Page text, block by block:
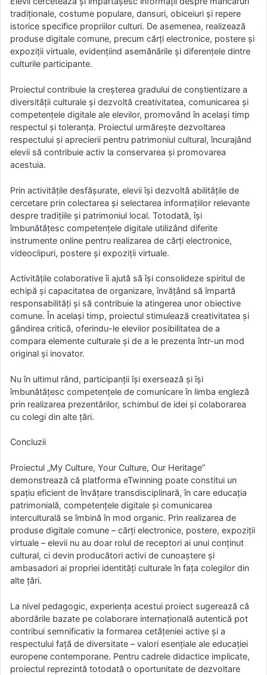
tradiționale, costume populare, dansuri, obiceiuri și repere
istorice specifice propriilor culturi. De asemenea, realizează
produse digitale comune, precum cărți electronice, postere și
expoziții virtuale, evidențiind asemănările și diferențele dintre
culturile participante.
Proiectul contribuie la creșterea gradului de conștientizare a
diversității culturale și dezvoltă creativitatea, comunicarea și
competențele digitale ale elevilor, promovând în același timp
respectul și toleranța. Proiectul urmărește dezvoltarea
respectului și aprecierii pentru patrimoniul cultural, încurajând
elevii să contribuie activ la conservarea și promovarea
acestuia.
Prin activitățile desfășurate, elevii își dezvoltă abilitățile de
cercetare prin colectarea și selectarea informațiilor relevante
despre tradițiile și patrimoniul local. Totodată, își
îmbunătățesc competențele digitale utilizând diferite
instrumente online pentru realizarea de cărți electronice,
videoclipuri, postere și expoziții virtuale.
Activitățile colaborative îi ajută să își consolideze spiritul de
echipă și capacitatea de organizare, învățând să împartă
responsabilități și să contribuie la atingerea unor obiective
comune. În același timp, proiectul stimulează creativitatea și
gândirea critică, oferindu-le elevilor posibilitatea de a
compara elemente culturale și de a le prezenta într-un mod
original și inovator.
Nu în ultimul rând, participanții își exersează și își
îmbunătățesc competențele de comunicare în limba engleză
prin realizarea prezentărilor, schimbul de idei și colaborarea
cu colegi din alte țări.
Concluzii
Proiectul „My Culture, Your Culture, Our Heritage”
demonstrează că platforma eTwinning poate constitui un
spațiu eficient de învățare transdisciplinară, în care educația
patrimonială, competențele digitale și comunicarea
interculturală se îmbină în mod organic. Prin realizarea de
produse digitale comune – cărți electronice, postere, expoziții
virtuale – elevii nu au doar rolul de receptori ai unui conținut
cultural, ci devin producători activi de cunoaștere și
ambasadori ai propriei identități culturale în fața colegilor din
alte țări.
La nivel pedagogic, experiența acestui proiect sugerează că
abordările bazate pe colaborare internațională autentică pot
contribui semnificativ la formarea cetățeniei active și a
respectului față de diversitate – valori esențiale ale educației
europene contemporane. Pentru cadrele didactice implicate,
proiectul reprezintă totodată o oportunitate de dezvoltare